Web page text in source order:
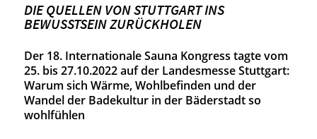
DIE QUELLEN VON STUTTGART INS
BEWUSSTSEIN ZURÜCKHOLEN
Der 18. Internationale Sauna Kongress tagte vom
25. bis 27.10.2022 auf der Landesmesse Stuttgart:
Warum sich Wärme, Wohlbefinden und der
Wandel der Badekultur in der Bäderstadt so
wohlfühlen